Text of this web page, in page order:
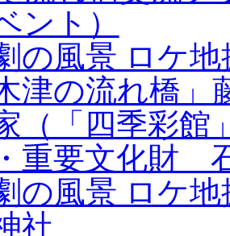
ント）
の風景 ロケ
津の流れ橋」
（「四季彩館
重要文化財
の風景 ロケ
社